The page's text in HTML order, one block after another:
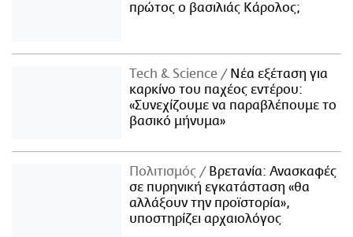
πρώτος ο βασιλιάς Κάρολος;
Τech & Science
Νέα εξέταση για
καρκίνο του παχέος εντέρου:
«Συνεχίζουμε να παραβλέπουμε το
βασικό μήνυμα»
Πολιτισμός
Βρετανία: Ανασκαφές
σε πυρηνική εγκατάσταση «θα
αλλάξουν την προϊστορία»,
υποστηρίζει αρχαιολόγος